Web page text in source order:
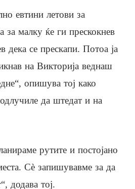
евтини летови за
за малку ќе ги прескокнев
дека се прескапи. Потоа ја
на Викторија веднаш
опишува тој како
да штедат и на
рутите и постојано
Сè запишувавме за да
додава тој.